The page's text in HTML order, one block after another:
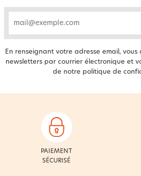
email
En renseignant votre adresse email,
newsletters par courrier électronique et
de notre politique de
PAIEMENT
SÉCURISÉ